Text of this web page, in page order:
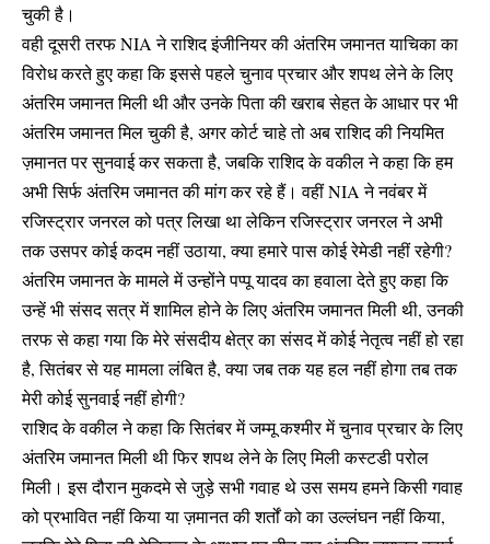
चुकी है।
वही दूसरी तरफ NIA ने राशिद इंजीनियर की अंतरिम जमानत याचिका का
विरोध करते हुए कहा कि इससे पहले चुनाव प्रचार और शपथ लेने के लिए
अंतरिम जमानत मिली थी और उनके पिता की खराब सेहत के आधार पर भी
अंतरिम जमानत मिल चुकी है, अगर कोर्ट चाहे तो अब राशिद की नियमित
ज़मानत पर सुनवाई कर सकता है, जबकि राशिद के वकील ने कहा कि हम
अभी सिर्फ अंतरिम जमानत की मांग कर रहे हैं। वहीं NIA ने नवंबर में
रजिस्ट्रार जनरल को पत्र लिखा था लेकिन रजिस्ट्रार जनरल ने अभी
तक उसपर कोई कदम नहीं उठाया, क्या हमारे पास कोई रेमेडी नहीं रहेगी?
अंतरिम जमानत के मामले में उन्होंने पप्पू यादव का हवाला देते हुए कहा कि
उन्हें भी संसद सत्र में शामिल होने के लिए अंतरिम जमानत मिली थी, उनकी
तरफ से कहा गया कि मेरे संसदीय क्षेत्र का संसद में कोई नेतृत्व नहीं हो रहा
है, सितंबर से यह मामला लंबित है, क्या जब तक यह हल नहीं होगा तब तक
मेरी कोई सुनवाई नहीं होगी?
राशिद के वकील ने कहा कि सितंबर में जम्मू कश्मीर में चुनाव प्रचार के लिए
अंतरिम जमानत मिली थी फिर शपथ लेने के लिए मिली कस्टडी परोल
मिली। इस दौरान मुकदमे से जुड़े सभी गवाह थे उस समय हमने किसी गवाह
को प्रभावित नहीं किया या ज़मानत की शर्तों को का उल्लंघन नहीं किया,